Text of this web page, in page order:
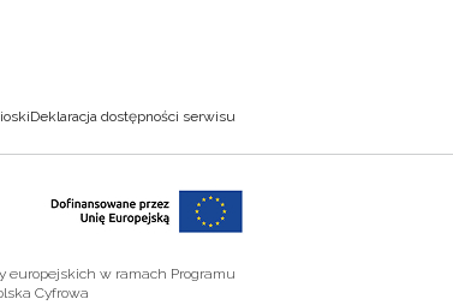
Deklaracja dostępności serwisu
europejskich w ramach Programu
Cyfrowa